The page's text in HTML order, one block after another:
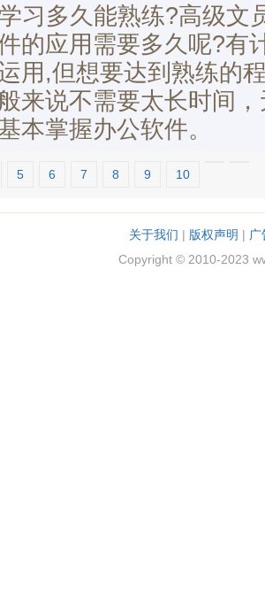
习多久能熟练?高级文
的应用需要多久呢?有
用,但想要达到熟练的
来说不需要太长时间
本掌握办公软件。
5 6 7 8 9 10
关于我们 | 版权声明 |
Copyright © 2010-2023